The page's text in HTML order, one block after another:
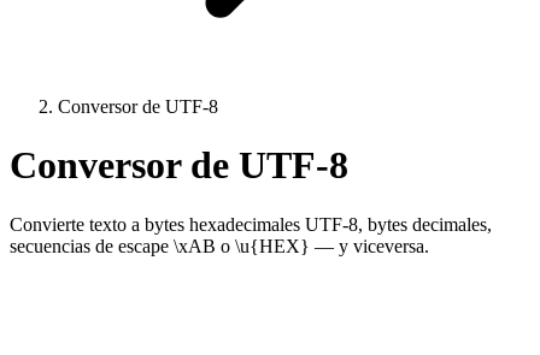
Conversor de UTF-8
Conversor de UTF-8
Convierte texto a bytes hexadecimales UTF-8, bytes decimales,
secuencias de escape \xAB o \u{HEX} — y viceversa.